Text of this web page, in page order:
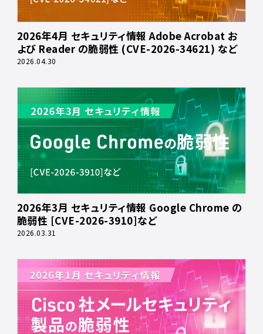
2026年4月 セキュリティ情報 Adobe Acrobat お
よび Reader の脆弱性 (CVE-2026-34621) など
2026.04.30
2026年3月 セキュリティ情報 Google Chrome の
脆弱性 [CVE-2026-3910]など
2026.03.31